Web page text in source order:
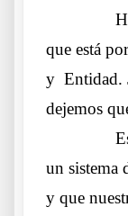
que está
y Entidad.
dejemos
un sistema
y que